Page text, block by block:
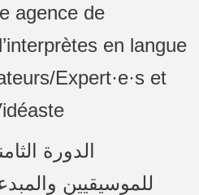
agence de
en langue
Expert·e·s et
الدورة
للموسيقيين